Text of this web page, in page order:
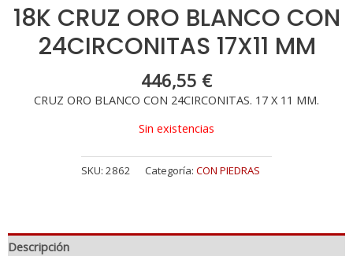
18K CRUZ ORO BLANCO CON
24CIRCONITAS 17X11 MM
446,55 €
CRUZ ORO BLANCO CON 24CIRCONITAS. 17 X 11 MM.
Sin existencias
SKU: 2862 Categoría: CON PIEDRAS
Descripción